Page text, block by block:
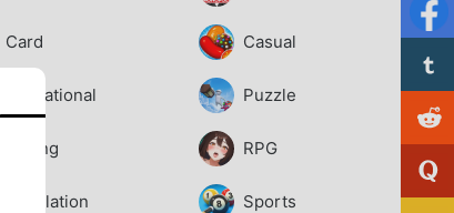
Card Casual
Educational Puzzle
Racing RPG
Simulation Sports